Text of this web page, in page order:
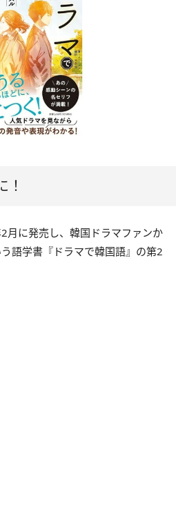
！
月に発売し、韓国ドラマファンか
語学書『ドラマで韓国語』の第2